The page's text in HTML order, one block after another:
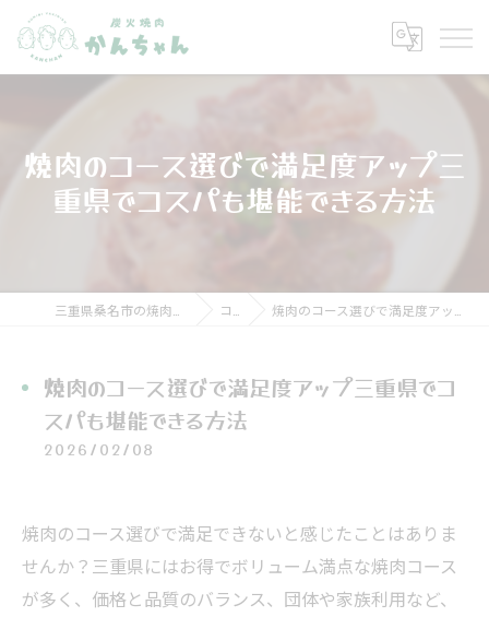
焼肉のコース選びで満足度アップ三
重県でコスパも堪能できる方法
コラム 焼肉のコース選びで満足度アップ三重県でコスパも堪能できる方法
焼肉のコース選びで満足度アップ三重県でコ
スパも堪能できる方法
2026/02/08
焼肉のコース選びで満足できないと感じたことはありま
せんか？三重県にはお得でボリューム満点な焼肉コース
が多く、価格と品質のバランス、団体や家族利用など、